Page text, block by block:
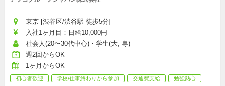
東京 [渋谷区/渋谷駅 徒歩5分]
入社1ヶ月目：日給10,000円
社会人(20〜30代中心)・学生(大, 専)
週2回からOK
1ヶ月からOK
初心者歓迎 学校/仕事終わりから参加 交通費支給
勉強熱心